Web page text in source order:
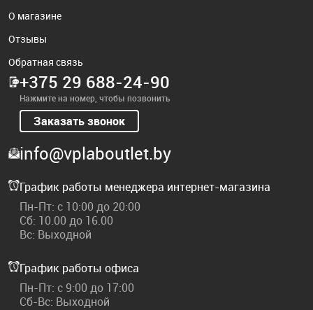
О магазине
Отзывы
Обратная связь
+375 29 688-24-90
Нажмите на номер, чтобы позвонить
Заказать звонок
info@vplaboutlet.by
График работы менеджера интернет-магазина
Пн-Пт: с 10:00 до 20:00
Сб: 10.00 до 16.00
Вс: Выходной
График работы офиса
Пн-Пт: с 9:00 до 17:00
Сб-Вс: Выходной